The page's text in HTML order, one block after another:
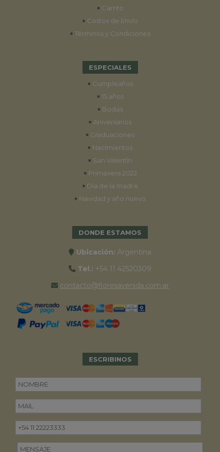
• Carrito
• Costos de Envío
• Términos y Condiciones
ESPECIALES
• Cumpleaños
• 15 años
• Bodas
• Aniversarios
• Graduaciones
• Nacimientos
• San Valentín
• Primavera 2022
• Día de la madre
• Navidad y año nuevo
DONDE ESTAMOS
Ubicación: Argentina
Tel.: +54 11 42520309
contacto@floresavenida.com.ar
ESCRIBINOS